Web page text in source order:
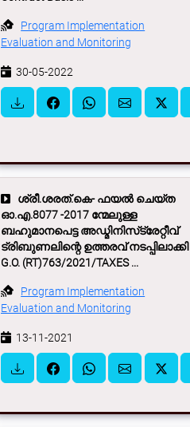
Program Implementation
Evaluation and Monitoring
30-05-2022
ശ്രീ.ശരത്.കെ- ഫയൽ ചെയ്ത
ഓ.എ.8077 -2017 ന്മേലുള്ള
ബഹുമാനപെട്ട അഡ്മിനിസ്‌ട്രേറ്റീവ്
ട്രിബുണലിന്റെ ഉത്തരവ് നടപ്പിലാക്കി
G.O. (RT)763/2021/TAXES ...
Program Implementation
Evaluation and Monitoring
13-11-2021